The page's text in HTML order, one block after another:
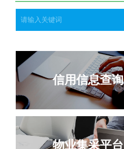
信用信息查询
物业集采平台